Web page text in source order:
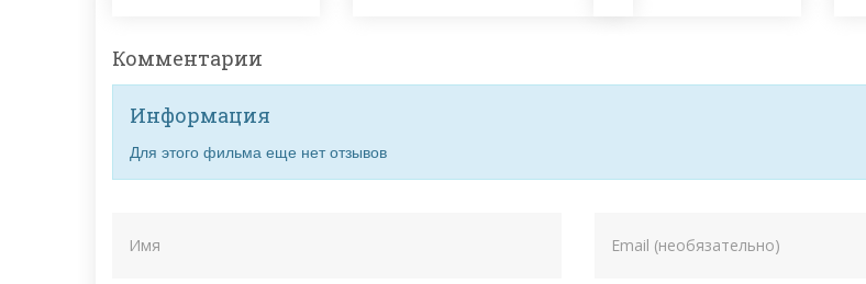
Комментарии
Информация
Для этого фильма еще нет отзывов